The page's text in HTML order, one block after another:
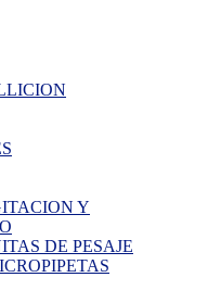
Y
DE PESAJE